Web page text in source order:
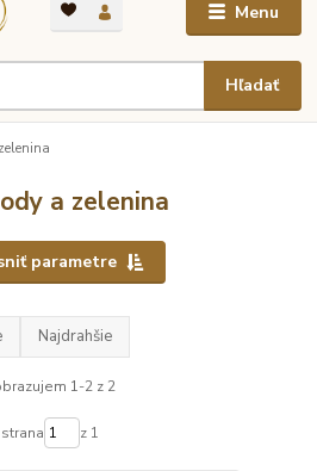
Menu
Hľadať
a zelenina
parametre
Najdrahšie
1-2 z 2
strana z 1